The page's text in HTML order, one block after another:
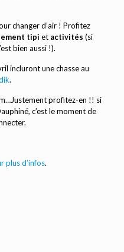
changer d’air ! Profitez
tipi et activités (si
bien aussi !).
incluront une chasse au
.
profitez-en !! si
c’est le moment de
plus d’infos.